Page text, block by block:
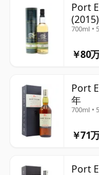
Port
(2015)
700ml •
￥80
Port
年
700ml •
￥71
Port